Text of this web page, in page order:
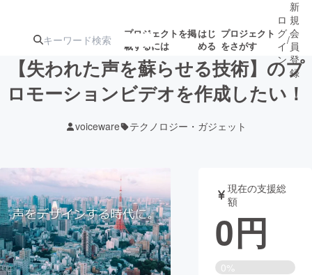
プロジェクトを掲
載するには
はじ
める
プロジェクト
をさがす
ターン
ジェクト
ロジェクト
アート・写真 音楽
テクノロジー・ガジェット ゲーム・サ
映像・映画 書籍・雑誌
ロ
グ
イ
ン
/
新
規
会
員
登
録
【失われた声を蘇らせる技術】のプ
ロモーションビデオを作成したい！
voiceware テクノロジー・ガジェット
現在の支援総
額
0円
0%